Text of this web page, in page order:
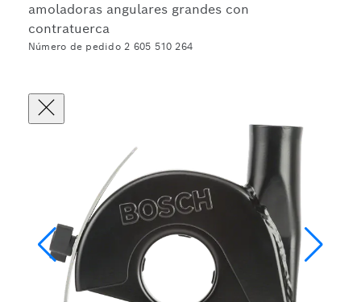
amoladoras angulares grandes con
contratuerca
Número de pedido 2 605 510 264